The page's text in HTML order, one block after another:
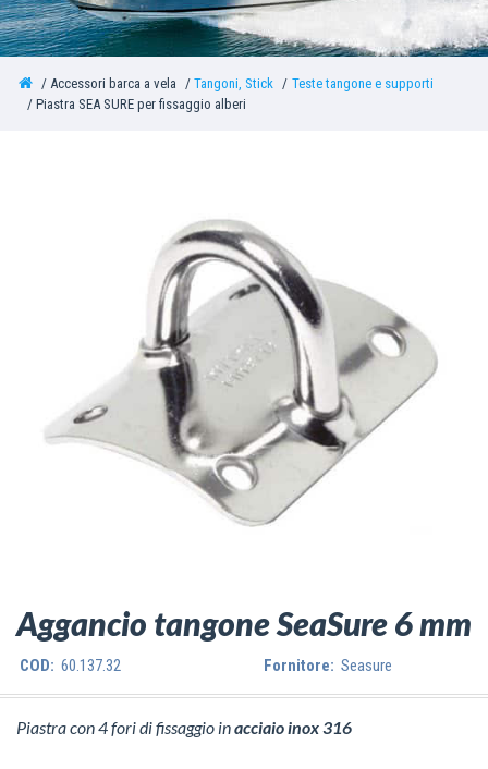
Accessori barca a vela Tangoni, Stick
Teste tangone e supporti
Piastra SEA SURE per fissaggio alberi
Aggancio tangone SeaSure 6 mm
COD: 60.137.32 Fornitore: Seasure
Piastra con 4 fori di fissaggio inacciaio inox 316